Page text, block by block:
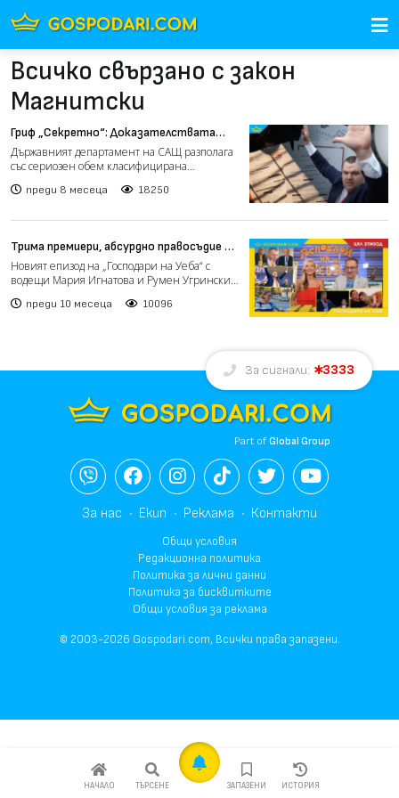
Всичко свързано с закон
Магнитски
Гриф „Секретно“: Доказателствата
срещу Пеевски – от контрабанда до
„Дунарит“ и „Новичок“
Държавният департамент на САЩ разполага
със сериозен обем класифицирана
преди 8 месеца 18250
Трима премиери, абсурдно правосъдие и
гаджета двойници в новия епизод на
"Господари на Уеба" (ЦЯЛ ЕПИЗОД)
Новият епизод на „Господари на Уеба“ с
водещи Мария Игнатова и Румен Угрински
преди 10 месеца 10096
НАЧАЛО ТЪРСЕНЕ ЗАПАЗЕНИ ИСТОРИЯ
За сигнали: 3333
Part ofGlobal Group
За нас Екип Реклама Контакти
Общи условия
Редакционна политика
Политика за лични данни
Политика за бисквитките
Общи условия за реклама
© 2003-2026 Gospodari.com, Всички права запазени.